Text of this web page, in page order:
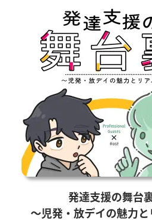
発達支援の舞台
〜児発・放デイの魅力